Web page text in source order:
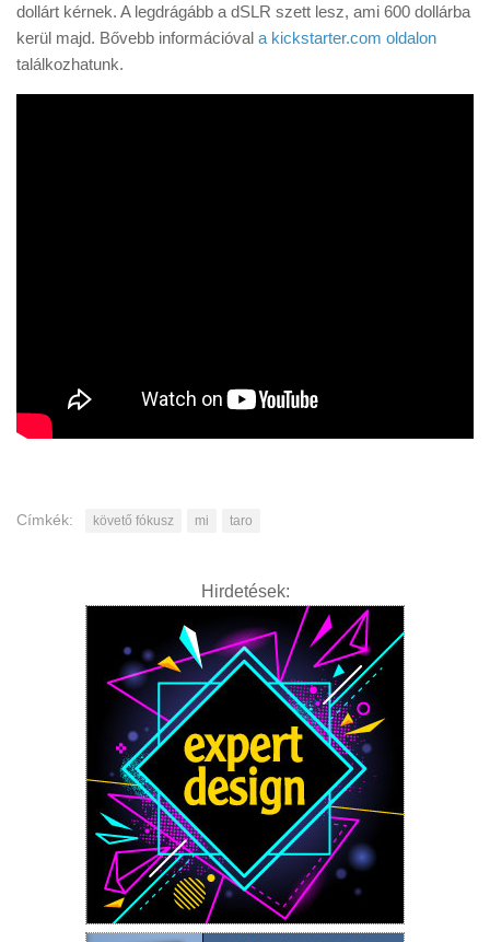
dollárt kérnek. A legdrágább a dSLR szett lesz, ami 600 dollárba
kerül majd. Bővebb információval a kickstarter.com oldalon
találkozhatunk.
Címkék: követő fókusz mi taro
Hirdetések: